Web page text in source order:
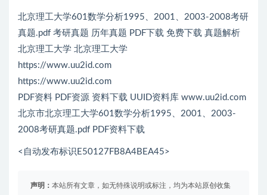
北京理工大学601数学分析1995、2001、2003-2008考研
真题.pdf 考研真题 历年真题 PDF下载 免费下载 真题解析
北京理工大学 北京理工大学
https://www.uu2id.com
https://www.uu2id.com
PDF资料 PDF资源 资料下载 UUID资料库 www.uu2id.com
北京市北京理工大学601数学分析1995、2001、2003-
2008考研真题.pdf PDF资料下载
<自动发布标识E50127FB8A4BEA45>
声明： 本站所有文章，如无特殊说明或标注，均为本站原创收集